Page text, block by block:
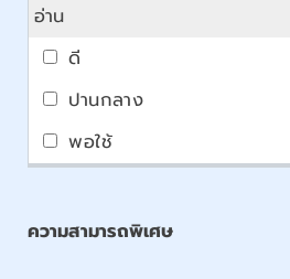
อ่าน
ความสามารถพิเศษ